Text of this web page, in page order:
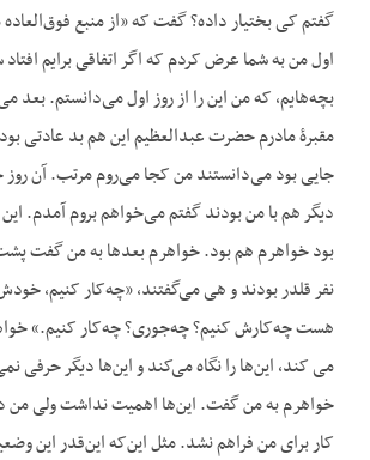
گفتم کی بختیار داده؟ گفت که «از منبع
اول من به شما عرض کردم که اگر اتفاقی برایم
بچه‌هایم، که من این را از روز اول می‌دانستم. بعد
مقبرۀ مادرم حضرت عبدالعظیم این هم بد عادتی
جایی بود می‌دانستند من کجا می‌روم مرتب. آن روز
دیگر هم با من بودند گفتم می‌خواهم بروم آمدم.
بود خواهرم هم بود. خواهرم بعدها به من گفت
نفر قلدر بودند و هی می‌گفتند، «چه‌کار کنیم،
هست چه‌کارش کنیم؟ چه‌جوری؟ چه‌کار کنیم.»
می کند، این‌ها را نگاه می‌کند و این‌ها دیگر حرفی
خواهرم به من گفت. این‌ها اهمیت نداشت ولی من
کار برای من فراهم نشد. مثل این‌که این‌قدر این